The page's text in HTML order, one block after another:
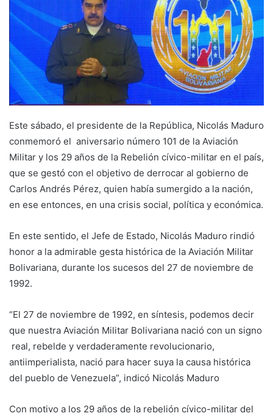
Este sábado, el presidente de la República, Nicolás Maduro
conmemoró el aniversario número 101 de la Aviación
Militar y los 29 años de la Rebelión cívico-militar en el país,
que se gestó con el objetivo de derrocar al gobierno de
Carlos Andrés Pérez, quien había sumergido a la nación,
en ese entonces, en una crisis social, política y económica.
En este sentido, el Jefe de Estado, Nicolás Maduro rindió
honor a la admirable gesta histórica de la Aviación Militar
Bolivariana, durante los sucesos del 27 de noviembre de
1992.
“El 27 de noviembre de 1992, en síntesis, podemos decir
que nuestra Aviación Militar Bolivariana nació con un signo
real, rebelde y verdaderamente revolucionario,
antiimperialista, nació para hacer suya la causa histórica
del pueblo de Venezuela”, indicó Nicolás Maduro
Con motivo a los 29 años de la rebelión cívico-militar del